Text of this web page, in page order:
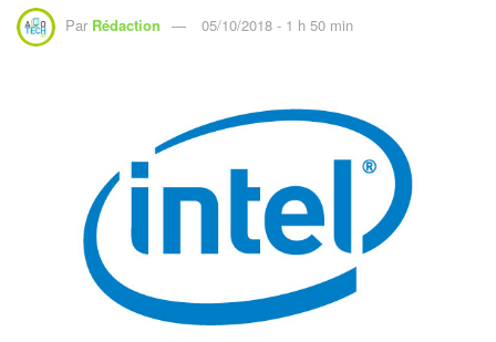
Par Rédaction 05/10/2018 - 1 h 50 min